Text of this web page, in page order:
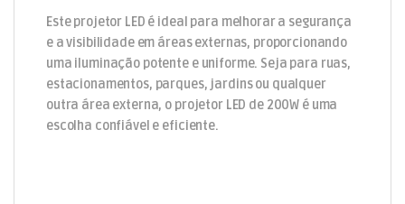
Este projetor LED é ideal para melhorar a segurança
e a visibilidade em áreas externas, proporcionando
uma iluminação potente e uniforme. Seja para ruas,
estacionamentos, parques, jardins ou qualquer
outra área externa, o projetor LED de 200W é uma
escolha confiável e eficiente.